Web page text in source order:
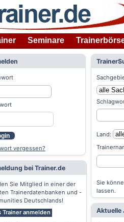
Seminare
vergessen?
bei Trainer.de
Sie Mitglied in einer der
Trainerdatenbanken und -
Deutschlands!
Trainer anmelden
Land:
Sie
lassen.
Aktuelle